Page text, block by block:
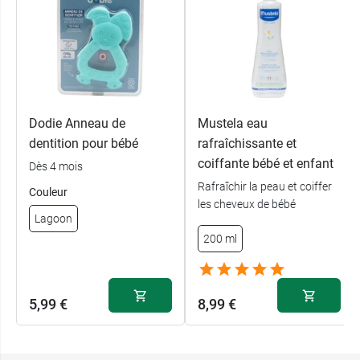
Coloris au choix :
Conditionnement : lot de deux sucettes
Cettesucette naturelle
existe aussi pour les
enfants de 6 à 36 mois.
Dodie Anneau de
dentition pour bébé
Dès 4 mois
Couleur
Lagoon
5,99 €
Mustela eau
rafraîchissante et
coiffante bébé et enfant
Rafraîchir la peau et coiffer
les cheveux de bébé
200 ml
8,99 €